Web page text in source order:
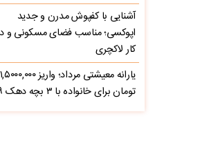
آشنایی با کفپوش مدرن و جدید
اپوکسی؛ مناسب فضای مسکونی و
کار لاکچری
یارانه معیشتی مرداد؛ واریز ۱,۵۰۰۰,۰۰۰
تومان برای خانواده با ۳ بچه دهک ۹